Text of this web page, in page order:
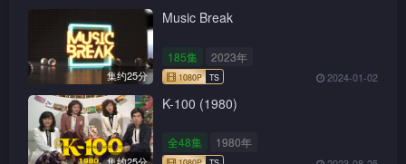
集约25分
Music Break
185集 2023年
2024-01-02
K-100 (1980)
全48集 1980年